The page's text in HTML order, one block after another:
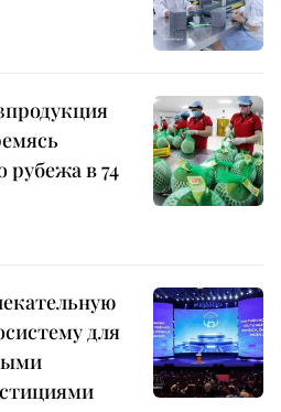
рубежа в 74
для